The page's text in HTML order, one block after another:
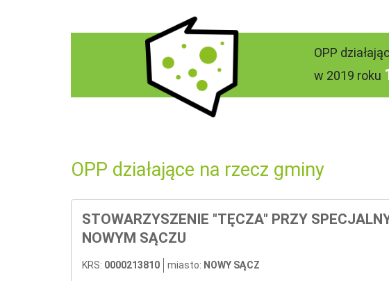
OPP
w 2019 roku
OPP działające na rzecz gminy
STOWARZYSZENIE "TĘCZA" PRZY
NOWYM SĄCZU
KRS: 0000213810 miasto: NOWY SĄCZ